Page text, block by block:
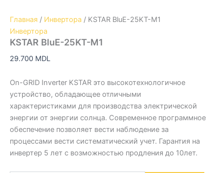
Главная / Инвертора / KSTAR BluE-25KT-M1
Инвертора
KSTAR BluE-25KT-M1
29.700 MDL
On-GRID Inverter KSTAR это высокотехнологичное
устройство, обладающее отличными
характеристиками для производства электрической
энергии от энергии солнца. Современное программное
обеспечение позволяет вести наблюдение за
процессами вести систематический учет. Гарантия на
инвертер 5 лет с возможностью продления до 10лет.